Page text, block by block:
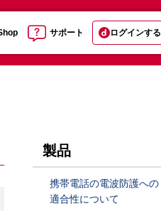
サポート ログインする
製品
携帯電話の電波防護への
適合性について